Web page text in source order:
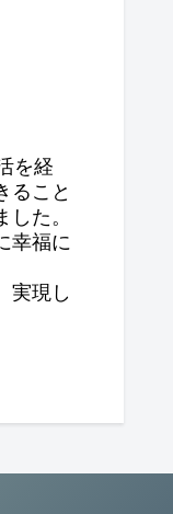
を経
ること
た。
幸福に
実現し